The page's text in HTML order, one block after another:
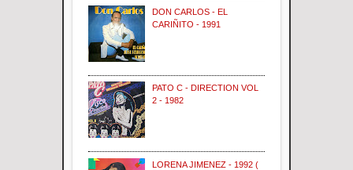
DON CARLOS - EL
CARIÑITO - 1991
PATO C - DIRECTION VOL
2 - 1982
LORENA JIMENEZ - 1992 (